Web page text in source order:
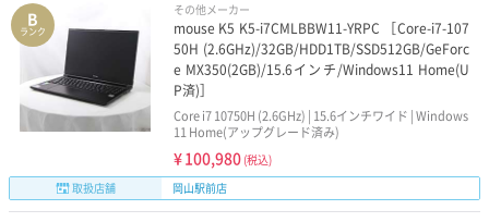
B
ランク
その他メーカー
mouse K5 K5-i7CMLBBW11-YRPC ［Core-i7-107
50H (2.6GHz)/32GB/HDD1TB/SSD512GB/GeForc
e MX350(2GB)/15.6インチ/Windows11 Home(U
P済)］
Core i7 10750H (2.6GHz) | 15.6インチワイド | Windows
11 Home(アップグレード済み)
¥100,980 (税込)
取扱店舗
岡山駅前店